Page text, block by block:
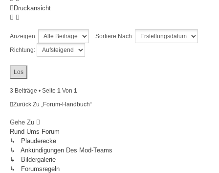
Druckansicht
Anzeigen:
Sortiere Nach:
Richtung:
3 Beiträge • Seite 1 Von 1
Zurück Zu „Forum-Handbuch“
Gehe Zu
Rund Ums Forum
↳ Plauderecke
↳ Ankündigungen Des Mod-Teams
↳ Bildergalerie
↳ Forumsregeln